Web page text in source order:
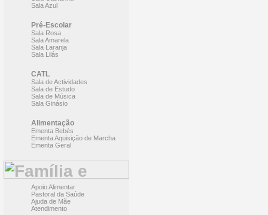
Sala Azul
Pré-Escolar
Sala Rosa
Sala Amarela
Sala Laranja
Sala Lilás
CATL
Sala de Actividades
Sala de Estudo
Sala de Música
Sala Ginásio
Alimentação
Ementa Bebés
Ementa Aquisição de Marcha
Ementa Geral
Apoio Alimentar
Pastoral da Saúde
Ajuda de Mãe
Atendimento